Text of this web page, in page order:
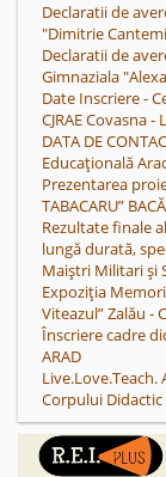
Declaratii de
"Dimitrie
Declaratii de
Gimnaziala
Date Inscriere -
CJRAE Covasna
DATA DE
Educațională
Prezentarea
TABACARU”
Rezultate finale
lungă durată,
Maiștri Militari și
Expoziția
Viteazul” Zalău -
Înscriere cadre
ARAD
Corpului Didactic